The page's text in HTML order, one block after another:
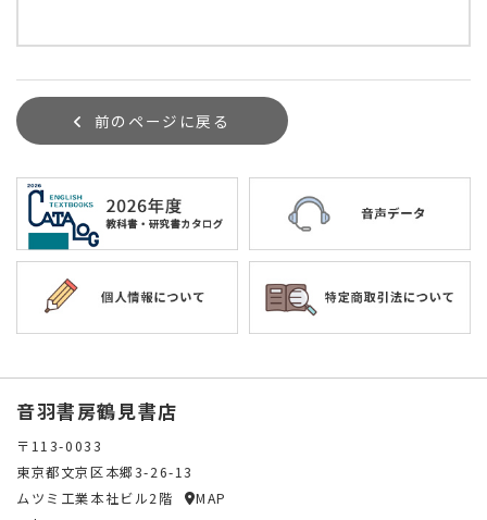
前のページに戻る
音羽書房鶴見書店
〒113-0033
東京都文京区本郷3-26-13
ムツミ工業本社ビル2階
MAP